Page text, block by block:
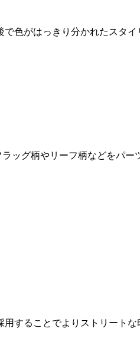
色がはっきり分かれたスタ
ッグ柄やリーフ柄などをパー
することでよりストリート